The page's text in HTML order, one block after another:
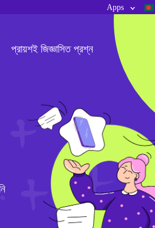
Apps
প্রায়শই জিজ্ঞাসিত প্রশ্ন